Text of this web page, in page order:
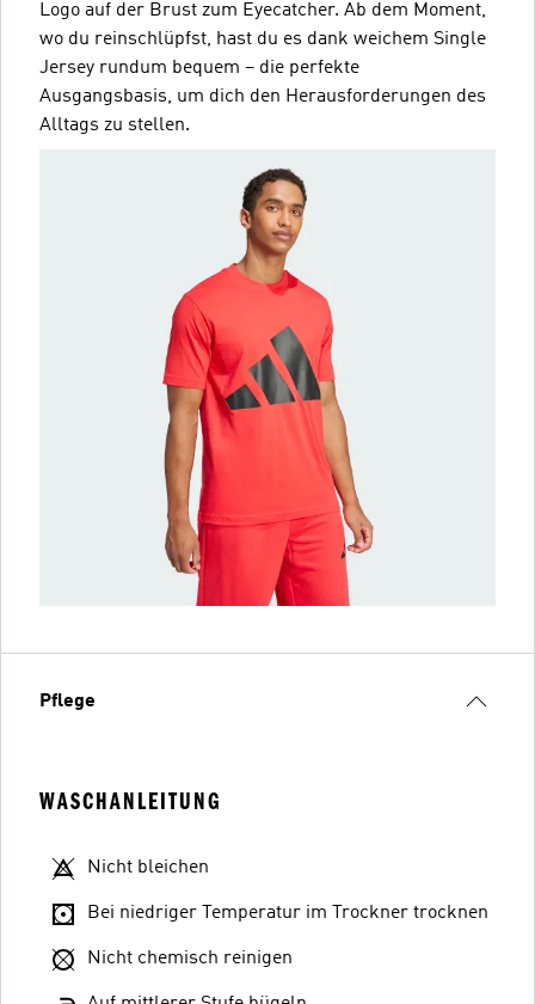
Logo auf der Brust zum Eyecatcher. Ab dem Moment,
wo du reinschlüpfst, hast du es dank weichem Single
Jersey rundum bequem – die perfekte
Ausgangsbasis, um dich den Herausforderungen des
Alltags zu stellen.
Pflege
WASCHANLEITUNG
Nicht bleichen
Bei niedriger Temperatur im Trockner trocknen
Nicht chemisch reinigen